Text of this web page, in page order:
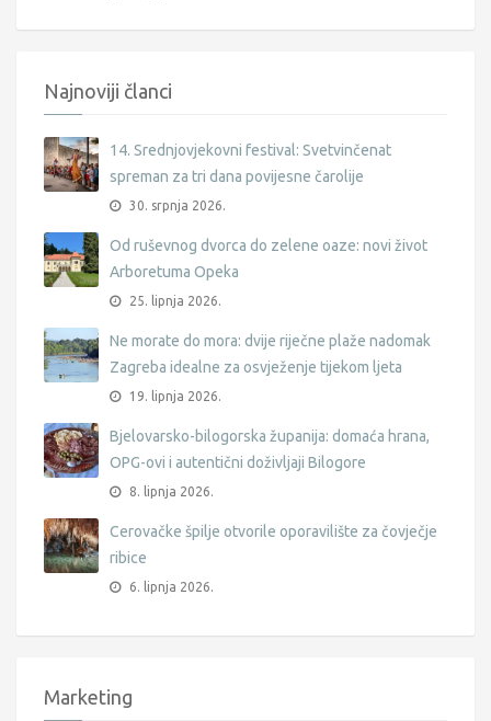
Najnoviji članci
14. Srednjovjekovni festival: Svetvinčenat
spreman za tri dana povijesne čarolije
30. srpnja 2026.
Od ruševnog dvorca do zelene oaze: novi život
Arboretuma Opeka
25. lipnja 2026.
Ne morate do mora: dvije riječne plaže nadomak
Zagreba idealne za osvježenje tijekom ljeta
19. lipnja 2026.
Bjelovarsko-bilogorska županija: domaća hrana,
OPG-ovi i autentični doživljaji Bilogore
8. lipnja 2026.
Cerovačke špilje otvorile oporavilište za čovječje
ribice
6. lipnja 2026.
Marketing